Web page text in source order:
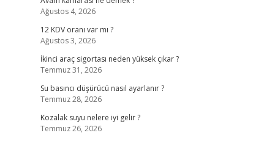
Ağustos 4, 2026
12 KDV oranı var mı ?
Ağustos 3, 2026
İkinci araç sigortası neden yüksek çıkar ?
Temmuz 31, 2026
Su basıncı düşürücü nasıl ayarlanır ?
Temmuz 28, 2026
Kozalak suyu nelere iyi gelir ?
Temmuz 26, 2026